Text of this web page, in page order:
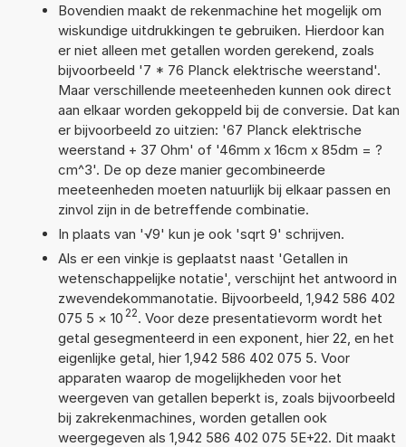
Bovendien maakt de rekenmachine het mogelijk om
wiskundige uitdrukkingen te gebruiken. Hierdoor kan
er niet alleen met getallen worden gerekend, zoals
bijvoorbeeld '7 * 76 Planck elektrische weerstand'.
Maar verschillende meeteenheden kunnen ook direct
aan elkaar worden gekoppeld bij de conversie. Dat kan
er bijvoorbeeld zo uitzien: '67 Planck elektrische
weerstand + 37 Ohm' of '46mm x 16cm x 85dm = ?
cm^3'. De op deze manier gecombineerde
meeteenheden moeten natuurlijk bij elkaar passen en
zinvol zijn in de betreffende combinatie.
In plaats van '√9' kun je ook 'sqrt 9' schrijven.
Als er een vinkje is geplaatst naast 'Getallen in
wetenschappelijke notatie', verschijnt het antwoord in
zwevendekommanotatie. Bijvoorbeeld, 1,942 586 402
075 5 × 10 22. Voor deze presentatievorm wordt het
getal gesegmenteerd in een exponent, hier 22, en het
eigenlijke getal, hier 1,942 586 402 075 5. Voor
apparaten waarop de mogelijkheden voor het
weergeven van getallen beperkt is, zoals bijvoorbeeld
bij zakrekenmachines, worden getallen ook
weergegeven als 1,942 586 402 075 5E+22. Dit maakt